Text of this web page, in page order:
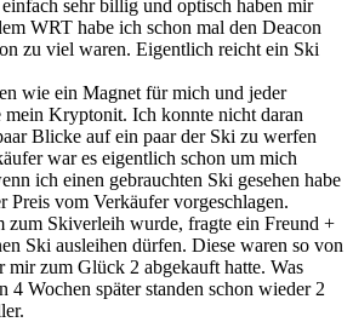
sehr billig und optisch haben mir
WRT habe ich schon mal den Deacon
zu viel waren. Eigentlich reicht ein Ski
wie ein Magnet für mich und jeder
Kryptonit. Ich konnte nicht daran
Blicke auf ein paar der Ski zu werfen
war es eigentlich schon um mich
ich einen gebrauchten Ski gesehen habe
Preis vom Verkäufer vorgeschlagen.
zum Skiverleih wurde, fragte ein Freund +
Ski ausleihen dürfen. Diese waren so von
mir zum Glück 2 abgekauft hatte. Was
4 Wochen später standen schon wieder 2